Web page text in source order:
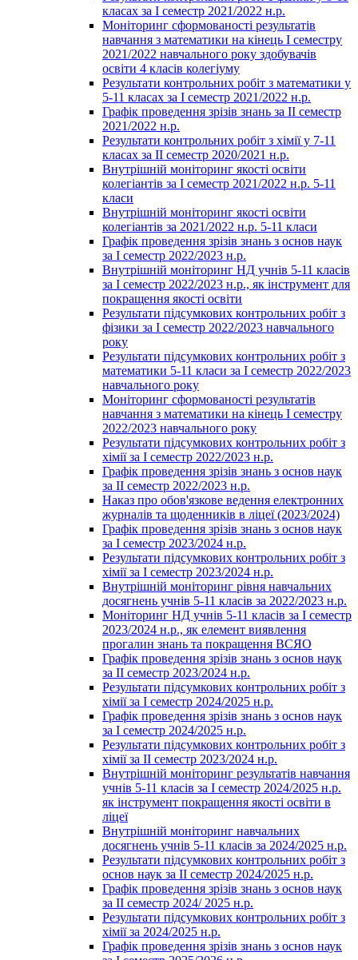
класах за І семестр 2021/2022 н.р.
Моніторинг сформованості результатів
навчання з математики на кінець І семестру
2021/2022 навчального року здобувачів
освіти 4 класів колегіуму
Результати контрольних робіт з математики у
5-11 класах за І семестр 2021/2022 н.р.
Графік проведення зрізів знань за ІІ семестр
2021/2022 н.р.
Результати контрольних робіт з хімії у 7-11
класах за ІІ семестр 2020/2021 н.р.
Внутрішній моніторинг якості освіти
колегіантів за І семестр 2021/2022 н.р. 5-11
класи
Внутрішній моніторинг якості освіти
колегіантів за 2021/2022 н.р. 5-11 класи
Графік проведення зрізів знань з основ наук
за І семестр 2022/2023 н.р.
Внутрішній моніторинг НД учнів 5-11 класів
за І семестр 2022/2023 н.р., як інструмент для
покращення якості освіти
Результати підсумкових контрольних робіт з
фізики за І семестр 2022/2023 навчального
року
Результати підсумкових контрольних робіт з
математики 5-11 класи за І семестр 2022/2023
навчального року
Моніторинг сформованості результатів
навчання з математики на кінець І семестру
2022/2023 навчального року
Результати підсумкових контрольних робіт з
хімії за І семестр 2022/2023 н.р.
Графік проведення зрізів знань з основ наук
за ІІ семестр 2022/2023 н.р.
Наказ про обов'язкове ведення електронних
журналів та щоденників в ліцеї (2023/2024)
Графік проведення зрізів знань з основ наук
за І семестр 2023/2024 н.р.
Результати підсумкових контрольних робіт з
хімії за І семестр 2023/2024 н.р.
Внутрішній моніторинг рівня навчальних
досягнень учнів 5-11 класів за 2022/2023 н.р.
Моніторинг НД учнів 5-11 класів за І семестр
2023/2024 н.р., як елемент виявлення
прогалин знань та покращення ВСЯО
Графік проведення зрізів знань з основ наук
за ІІ семестр 2023/2024 н.р.
Результати підсумкових контрольних робіт з
хімії за І семестр 2024/2025 н.р.
Графік проведення зрізів знань з основ наук
за І семестр 2024/2025 н.р.
Результати підсумкових контрольних робіт з
хімії за ІІ семестр 2023/2024 н.р.
Внутрішній моніторинг результатів навчання
учнів 5-11 класів за І семестр 2024/2025 н.р.
як інструмент покращення якості освіти в
ліцеї
Внутрішній моніторинг навчальних
досягнень учнів 5-11 класів за 2024/2025 н.р.
Результати підсумкових контрольних робіт з
основ наук за ІІ семестр 2024/2025 н.р.
Графік проведення зрізів знань з основ наук
за ІІ семестр 2024/ 2025 н.р.
Результати підсумкових контрольних робіт з
хімії за 2024/2025 н.р.
Графік проведення зрізів знань з основ наук